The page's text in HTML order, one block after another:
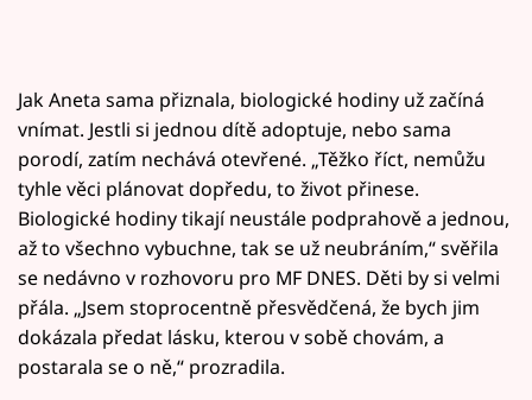
Jak Aneta sama přiznala, biologické hodiny už začíná
vnímat. Jestli si jednou dítě adoptuje, nebo sama
porodí, zatím nechává otevřené. „Těžko říct, nemůžu
tyhle věci plánovat dopředu, to život přinese.
Biologické hodiny tikají neustále podprahově a jednou,
až to všechno vybuchne, tak se už neubráním,“ svěřila
se nedávno v rozhovoru pro MF DNES. Děti by si velmi
přála. „Jsem stoprocentně přesvědčená, že bych jim
dokázala předat lásku, kterou v sobě chovám, a
postarala se o ně,“ prozradila.